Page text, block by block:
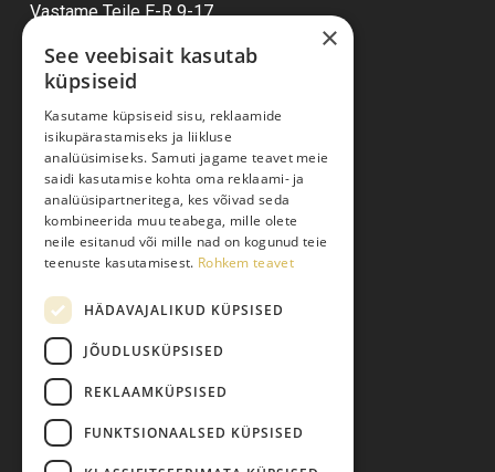
Vastame Teile E-R 9-17
Ostuabi
Kauba kohaletoimetamine
Toodete tellimine
Maksmine
Järelmaks
Pretensiooni esitamine
Isikuandmete töötlemine
×
See veebisait kasutab
küpsiseid
Kasutame küpsiseid sisu, reklaamide
isikupärastamiseks ja liikluse
analüüsimiseks. Samuti jagame teavet meie
saidi kasutamise kohta oma reklaami- ja
analüüsipartneritega, kes võivad seda
kombineerida muu teabega, mille olete
neile esitanud või mille nad on kogunud teie
teenuste kasutamisest. Rohkem teavet
HÄDAVAJALIKUD KÜPSISED
JÕUDLUSKÜPSISED
REKLAAMKÜPSISED
FUNKTSIONAALSED KÜPSISED